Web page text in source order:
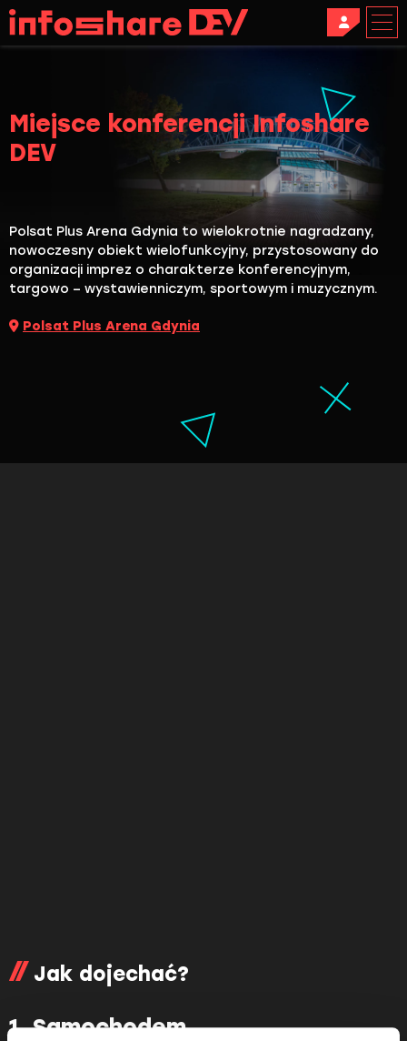
Miejsce konferencji Infoshare
DEV
Polsat Plus Arena Gdynia to wielokrotnie nagradzany,
nowoczesny obiekt wielofunkcyjny, przystosowany do
organizacji imprez o charakterze konferencyjnym,
targowo – wystawienniczym, sportowym i muzycznym.
Polsat Plus Arena Gdynia
Jak dojechać?
1. Samochodem